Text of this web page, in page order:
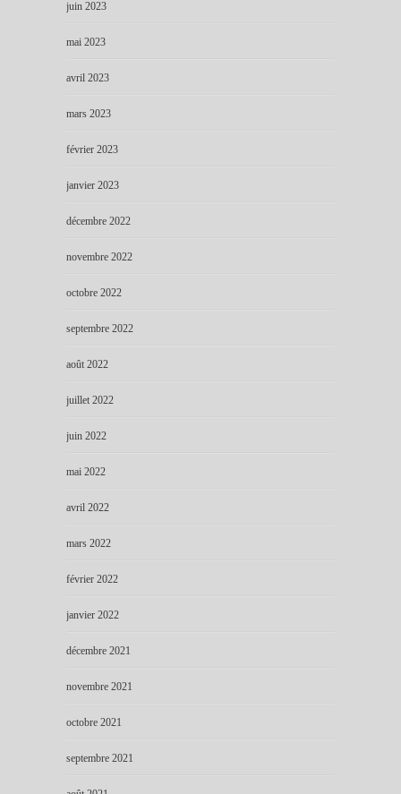
juin 2023
mai 2023
avril 2023
mars 2023
février 2023
janvier 2023
décembre 2022
novembre 2022
octobre 2022
septembre 2022
août 2022
juillet 2022
juin 2022
mai 2022
avril 2022
mars 2022
février 2022
janvier 2022
décembre 2021
novembre 2021
octobre 2021
septembre 2021